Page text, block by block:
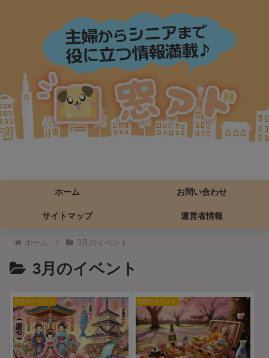
ホーム お問い合わせ
サイトマップ 運営者情報
ホーム 3月のイベント
3月のイベント
3月のイベント 3月のイベント